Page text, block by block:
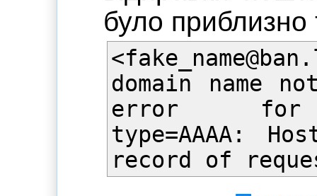
було приблизно
domain name
error for
type=AAAA:
record of